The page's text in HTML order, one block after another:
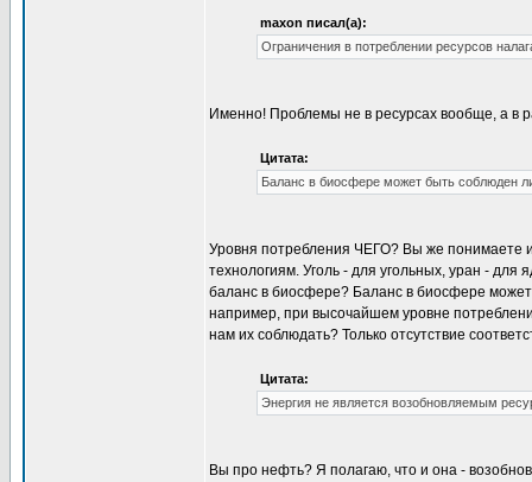
maxon писал(а):
Ограничения в потреблении ресурсов
Именно! Проблемы не в ресурсах вообще, а в
Цитата:
Баланс в биосфере может быть соблюден
Уровня потребления ЧЕГО? Вы же понимаете
технологиям. Уголь - для угольных, уран -
баланс в биосфере? Баланс в биосфере
например, при высочайшем уровне
нам их соблюдать? Только отсутствие
Цитата:
Энергия не является возобновляемым
Вы про нефть? Я полагаю, что и она -